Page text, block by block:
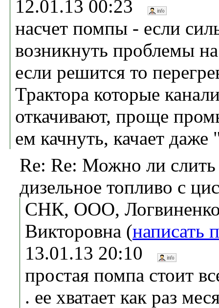
12.01.13 00:23
насчет помпы - если
возникнуть проблемы
если решится то
Трактора которые
откачивают, проще
ем качнуть, качает даже
Re: Re: Можно ли слить
дизельное топливо с
СНК, ООО, Логвиненко
Викторовна (написать
13.01.13 20:10
простая помпа стоит
. ее хватает как раз